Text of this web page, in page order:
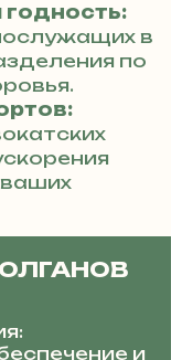
годность:
в
по
и